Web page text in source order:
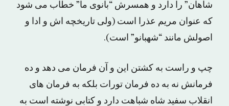
شاهان” را دارد و همسرش “بانوی ما” خطاب می شود
که عنوان مریم عذرا است (ولی تاریخچه اش و ادا و
اصولش مانند “شهبانو” است).
چپ و راست به کشتن این و آن فرمان می دهد و ده
فرمانش نه به ده فرمان تورات بلکه به فرمان های
انقلاب سفید شاه شباهت دارد و کتابی نوشته است به